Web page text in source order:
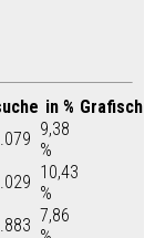
in % Grafisch
9,38
%
10,43
%
7,86